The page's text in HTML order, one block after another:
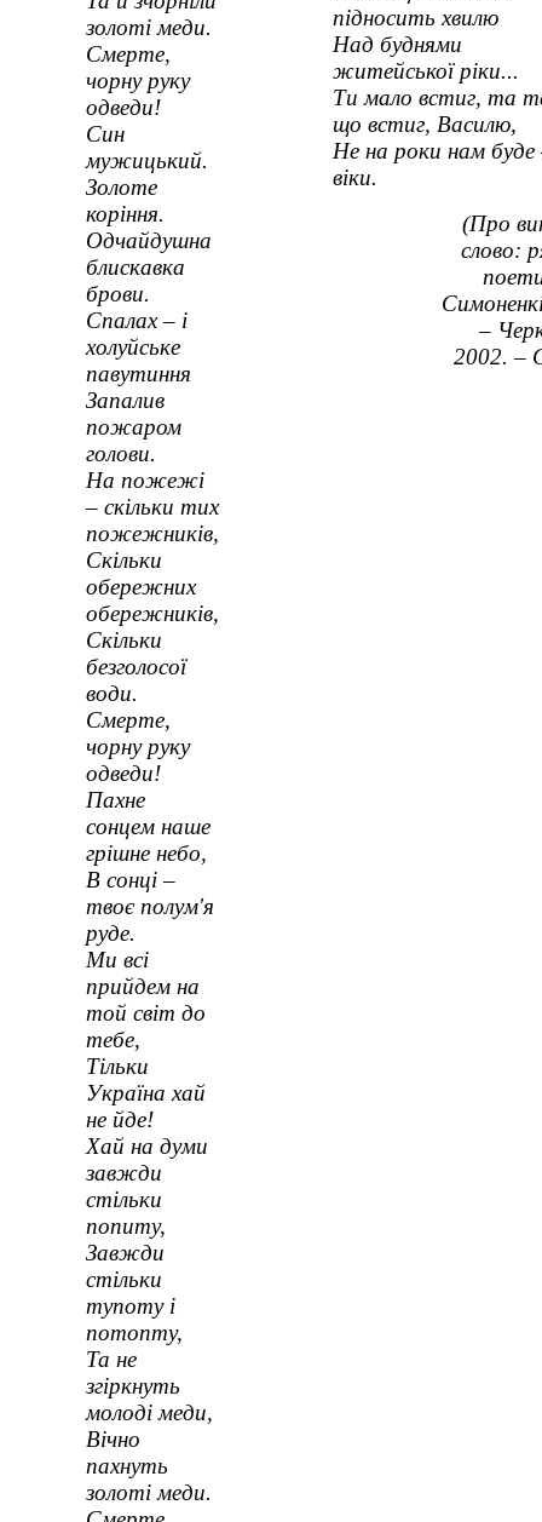
золоті меди.
Смерте,
чорну руку
одведи!
Син
мужицький.
Золоте
коріння.
Одчайдушна
блискавка
брови.
Спалах – і
холуйське
павутиння
Запалив
пожаром
голови.
На пожежі
– скільки тих
пожежників,
Скільки
обережних
обережників,
Скільки
безголосої
води.
Смерте,
чорну руку
одведи!
Пахне
сонцем наше
грішне небо,
В сонці –
твоє полум'я
руде.
Ми всі
прийдем на
той світ до
тебе,
Тільки
Україна хай
не йде!
Хай на думи
завжди
стільки
попиту,
Завжди
стільки
тупоту і
потопту,
Та не
згіркнуть
молоді меди,
Вічно
пахнуть
золоті меди.
підносить хвилю
Над буднями
житейської ріки...
Ти мало встиг, та
що встиг, Василю,
Не на роки нам буде
віки.
(Про
слово:
–
2002. –